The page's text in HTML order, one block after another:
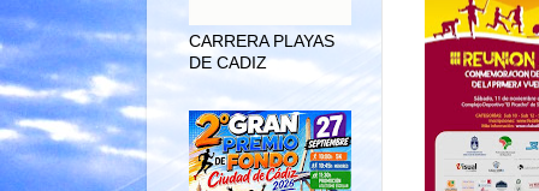
CARRERA PLAYAS
DE CADIZ